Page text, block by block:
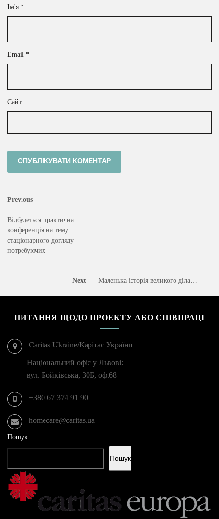
Ім'я *
Email *
Сайт
Навігація
записів
Previous
Previous
Відбудеться практична
конференція на тему
стаціонарного догляду
потребуючих
Next
Next
Маленька історія великого діла…
ПИТАННЯ ЩОДО ПРОЕКТУ АБО СПІВПРАЦІ
Caritas Ukraine/Карітас України
Національний офіс у Львові:
вул. Бойківська, 30Б, оф.68
+380 67 374 91 90
homecare@caritas.ua
Пошук
Пошук